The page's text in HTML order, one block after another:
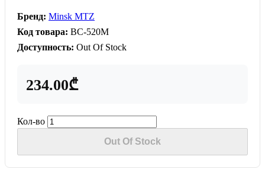
Бренд: Minsk MTZ
Код товара: BC-520M
Доступность: Out Of Stock
234.00₾
Кол-во
Out Of Stock